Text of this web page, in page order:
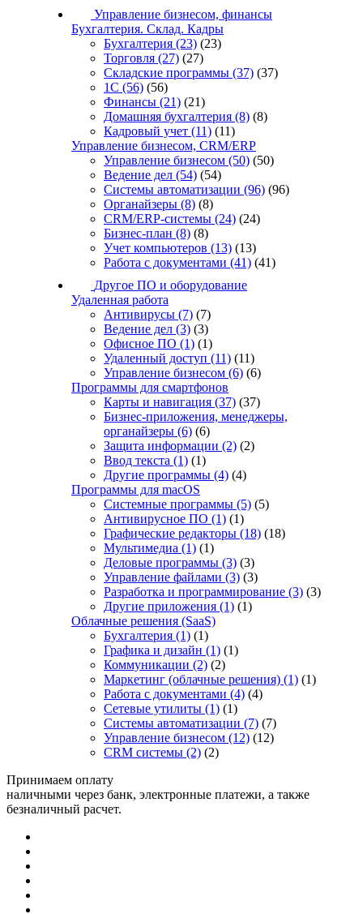
Управление бизнесом, финансы
Бухгалтерия. Склад. Кадры
Бухгалтерия (23) (23)
Торговля (27) (27)
Складские программы (37) (37)
1С (56) (56)
Финансы (21) (21)
Домашняя бухгалтерия (8) (8)
Кадровый учет (11) (11)
Управление бизнесом, CRM/ERP
Управление бизнесом (50) (50)
Ведение дел (54) (54)
Системы автоматизации (96) (96)
Органайзеры (8) (8)
CRM/ERP-системы (24) (24)
Бизнес-план (8) (8)
Учет компьютеров (13) (13)
Работа с документами (41) (41)
Другое ПО и оборудование
Удаленная работа
Антивирусы (7) (7)
Ведение дел (3) (3)
Офисное ПО (1) (1)
Удаленный доступ (11) (11)
Управление бизнесом (6) (6)
Программы для смартфонов
Карты и навигация (37) (37)
Бизнес-приложения, менеджеры,
органайзеры (6) (6)
Защита информации (2) (2)
Ввод текста (1) (1)
Другие программы (4) (4)
Программы для macOS
Системные программы (5) (5)
Антивирусное ПО (1) (1)
Графические редакторы (18) (18)
Мультимедиа (1) (1)
Деловые программы (3) (3)
Управление файлами (3) (3)
Разработка и программирование (3) (3)
Другие приложения (1) (1)
Облачные решения (SaaS)
Бухгалтерия (1) (1)
Графика и дизайн (1) (1)
Коммуникации (2) (2)
Маркетинг (облачные решения) (1) (1)
Работа с документами (4) (4)
Сетевые утилиты (1) (1)
Системы автоматизации (7) (7)
Управление бизнесом (12) (12)
CRM системы (2) (2)
Принимаем оплату
наличными через банк, электронные платежи, а также
безналичный расчет.